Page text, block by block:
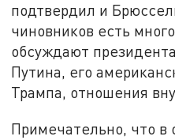
подтвердил и
чиновников есть
обсуждают
Путина, его
Трампа, отношения
Примечательно, что в